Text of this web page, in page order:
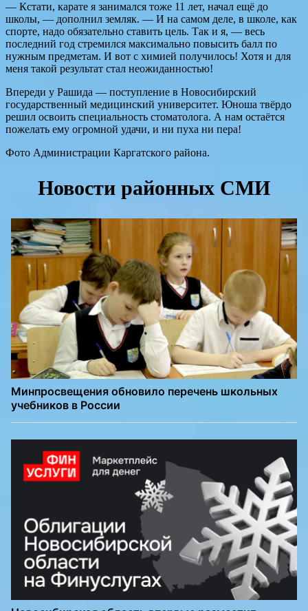
— Кстати, карате я занимался тоже 11 лет, начал ещё до
школы, — дополнил земляк. — И на самом деле, в школе, как
спорте, надо обязательно ставить цель. Так и я, — весь
последний год стремился максимально повысить балл по
нужным предметам. И вот с химией получилось! Хотя и для
меня такой результат стал неожиданностью!
Впереди у Рашида — поступление в Новосибирский
государственный медицинский университет. Юноша твёрдо
решил освоить специальность стоматолога. А нам остаётся
пожелать ему огромной удачи, и ни пуха ни пера!
Фото Администрации Каргатского района.